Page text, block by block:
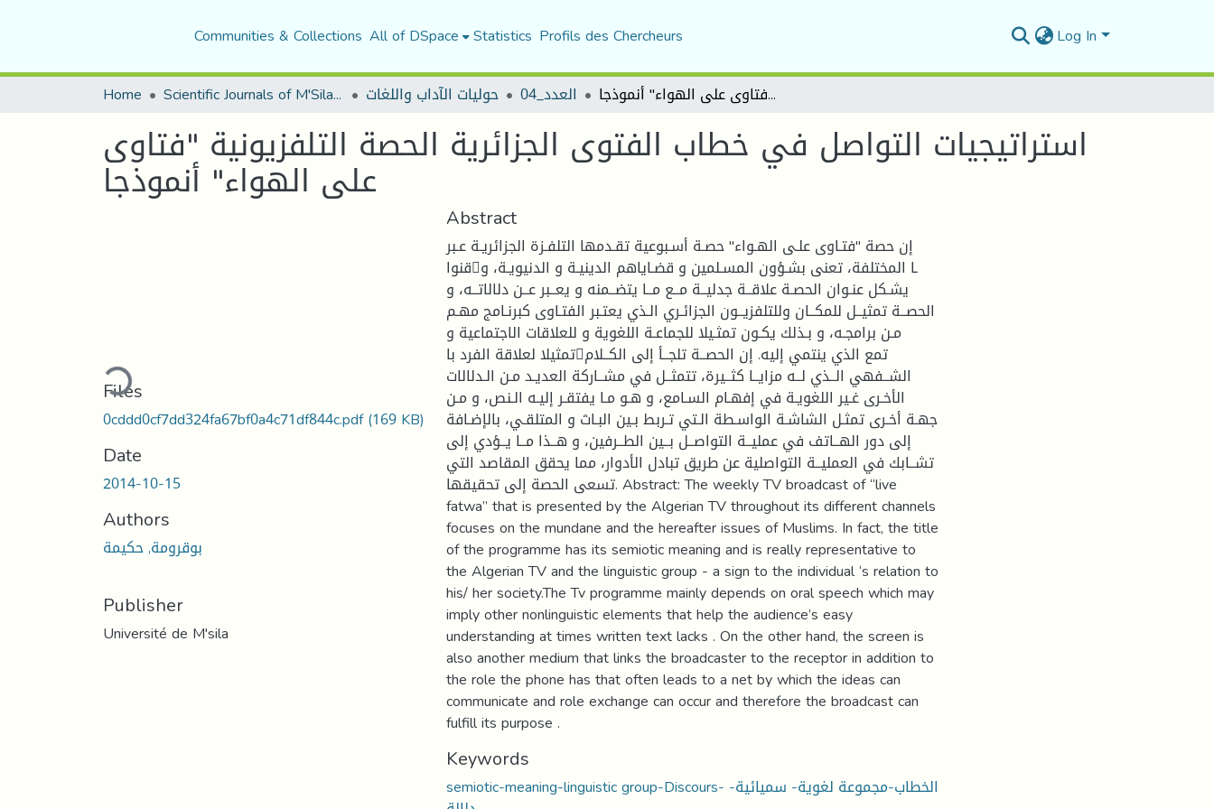
Communities & Collections All of DSpace Statistics Profils des Chercheurs Log In
Home Scientific Journals of M'Sila University حوليات الآداب واللغات العدد_04 استراتيجيات التواصل في خطاب الفتوى الجزائرية الحصة التلفزيونية "فتاوى على الهواء" أنموذجا
استراتيجيات التواصل في خطاب الفتوى الجزائرية الحصة التلفزيونية "فتاوى
على الهواء" أنموذجا
Loading...
Files
0cddd0cf7dd324fa67bf0a4c71df844c.pdf(169 KB)
Date
2014-10-15
Authors
بوقرومة, حكيمة
Publisher
Université de M'sila
Abstract
إن حصة "فتـاوى علـى الهـواء" حصـة أسـبوعية تقـدمها التلفـزة الجزائريـة عـبر
قنواـا المختلفة، تعنى بشـؤون المسـلمين و قضـاياهم الدينيـة و الدنيويـة، و
يشـكل عنـوان الحصـة علاقــة جدليــة مــع مــا يتضــمنه و يعــبر عــن دلالاتــه، و
الحصــة تمثيــل للمكــان وللتلفزيــون الجزائـري الـذي يعتـبر الفتـاوى كبرنـامج مهـم
مـن برامجـه، و بـذلك يكـون تمثـيلا للجماعـة اللغوية و للعلاقات الاجتماعية و
تمثيلا لعلاقة الفرد باتمع الذي ينتمي إليه. إن الحصــة تلجــأ إلى الكــلام
الشــفهي الــذي لــه مزايــا كثــيرة، تتمثــل في مشــاركة العديـد مـن الـدلالات
الأخـرى غـير اللغويـة في إفهـام السـامع، و هـو مـا يفتقـر إليـه الـنص، و مـن
جهـة أخـرى تمثـل الشاشـة الواسـطة الـتي تـربط بـين البـاث و المتلقـي، بالإضـافة
إلى دور الهــاتف في عمليــة التواصــل بــين الطــرفين، و هــذا مــا يــؤدي إلى
تشــابك في العمليــة التواصلية عن طريق تبادل الأدوار، مما يحقق المقاصد التي
تسعى الحصة إلى تحقيقها. Abstract: The weekly TV broadcast of “live
fatwa” that is presented by the Algerian TV throughout its different channels
focuses on the mundane and the hereafter issues of Muslims. In fact, the title
of the programme has its semiotic meaning and is really representative to
the Algerian TV and the linguistic group - a sign to the individual ‘s relation to
his/ her society.The Tv programme mainly depends on oral speech which may
imply other nonlinguistic elements that help the audience’s easy
understanding at times written text lacks . On the other hand, the screen is
also another medium that links the broadcaster to the receptor in addition to
the role the phone has that often leads to a net by which the ideas can
communicate and role exchange can occur and therefore the broadcast can
fulfill its purpose .
Keywords
semiotic-meaning-linguistic group-Discours- الخطاب-مجموعة لغوية- سميائية-